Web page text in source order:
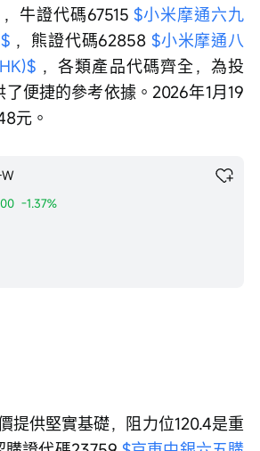
牛證代碼67515 $小米摩通六九
，熊證代碼62858 $小米摩通八
，各類產品代碼齊全，為投
便捷的參考依據。2026年1月19
元。
-1.37%
提供堅實基礎，阻力位120.4是重